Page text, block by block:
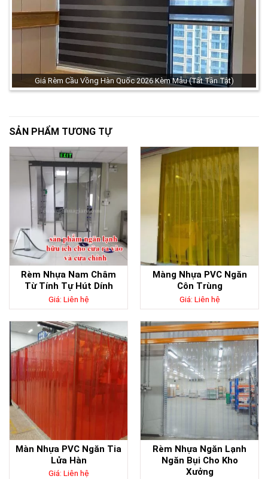
Giá Rèm Cầu Vồng Hàn Quốc 2026 Kèm Mẫu (Tất Tần Tật)
SẢN PHẨM TƯƠNG TỰ
Rèm Nhựa Nam Châm
Từ Tính Tự Hút Dính
Giá: Liên hệ
Màng Nhựa PVC Ngăn
Côn Trùng
Giá: Liên hệ
Màn Nhựa PVC Ngăn Tia
Lửa Hàn
Giá: Liên hệ
Rèm Nhựa Ngăn Lạnh
Ngăn Bụi Cho Kho
Xưởng